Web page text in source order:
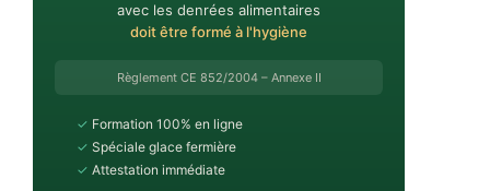
avec les denrées alimentaires
doit être formé à l'hygiène
Règlement CE 852/2004 – Annexe II
✓ Formation 100% en ligne
✓ Spéciale glace fermière
✓ Attestation immédiate